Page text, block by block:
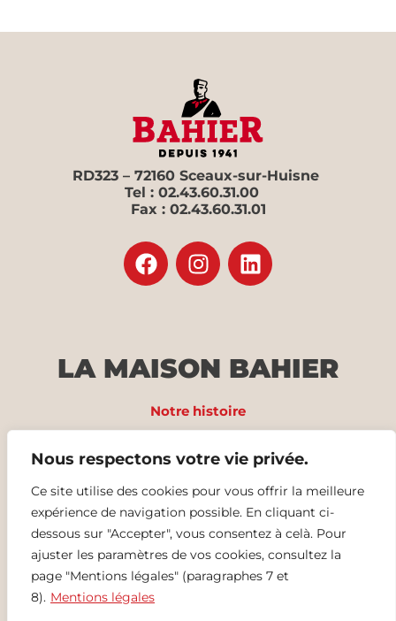
Nous respectons votre vie privée.
Ce site utilise des cookies pour vous offrir la meilleure
expérience de navigation possible. En cliquant ci-
dessous sur "Accepter", vous consentez à celà. Pour
ajuster les paramètres de vos cookies, consultez la
page "Mentions légales" (paragraphes 7 et
8). Mentions légales
RD323 – 72160 Sceaux-sur-Huisne
Tel : 02.43.60.31.00
Fax : 02.43.60.31.01
LA MAISON BAHIER
Notre histoire
Recettes
Nos offres d’emploi
Contact
Mentions légales